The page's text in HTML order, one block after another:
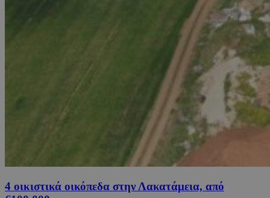
4 οικιστικά οικόπεδα στην Λακατάμεια, από